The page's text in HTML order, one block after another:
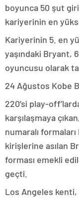
boyunca 50 şut
kariyerinin en
Kariyerinin 5. en
yaşındaki Bryant,
oyuncusu olarak
24 Ağustos Kobe
220’si play-
karşılaşmaya
numaralı formaları
kirişlerine asılan
forması emekli
geçti.
Los Angeles kenti,